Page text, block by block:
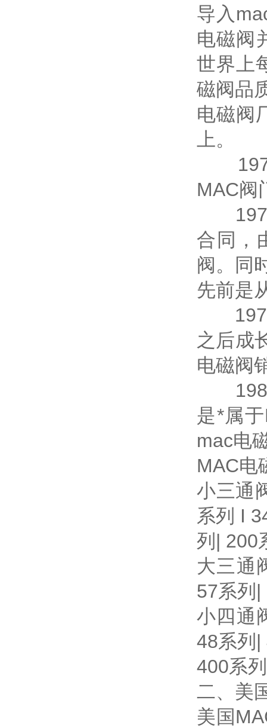
导入
电磁阀
世界上
磁阀品
电磁阀
上。
1971
MAC阀
1971
合同，
阀。同
先前是
1972
之后成
电磁阀
1984
是*属
mac电
MAC电
小三通
系列 I
列| 200
大三通
57系列|
小四通
48系列|
400系列
二、美
美国